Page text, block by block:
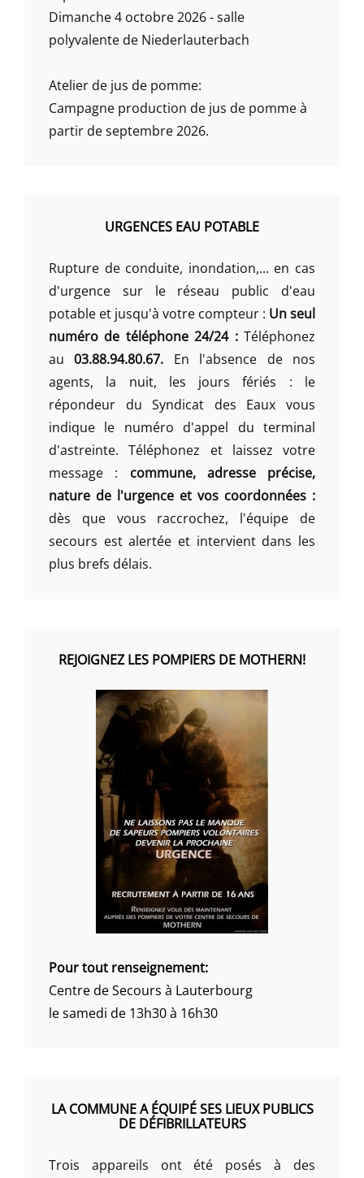
Dimanche 4 octobre 2026 - salle
polyvalente de Niederlauterbach
Atelier de jus de pomme:
Campagne production de jus de pomme à
partir de septembre 2026.
URGENCES EAU POTABLE
Rupture de conduite, inondation,... en cas
d'urgence sur le réseau public d'eau
potable et jusqu'à votre compteur : Un seul
numéro de téléphone 24/24 :Téléphonez
au03.88.94.80.67. En l'absence de nos
agents, la nuit, les jours fériés : le
répondeur du Syndicat des Eaux vous
indique le numéro d'appel du terminal
d'astreinte. Téléphonez et laissez votre
message : commune, adresse précise,
nature de l'urgence et vos coordonnées :
dès que vous raccrochez, l'équipe de
secours est alertée et intervient dans les
plus brefs délais.
REJOIGNEZ LES POMPIERS DE MOTHERN!
Pour tout renseignement:
Centre de Secours à Lauterbourg
le samedi de 13h30 à 16h30
LA COMMUNE A ÉQUIPÉ SES LIEUX PUBLICS
DE DÉFIBRILLATEURS
Trois appareils ont été posés à des